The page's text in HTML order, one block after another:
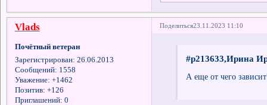
Поделиться23.11.2023 11:10
Vlads
Почётный ветеран
Зарегистрирован: 26.06.2013
Сообщений: 1558
Уважение: +1462
Позитив: +126
Приглашений: 0
#p213633,Ирина
А еще от чего